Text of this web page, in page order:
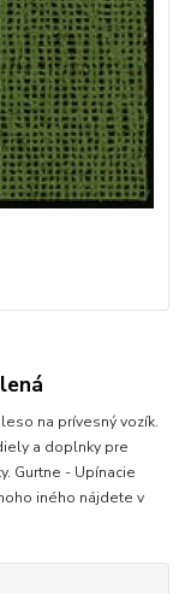
na prívesný vozík.
a doplnky pre
Gurtne - Upínacie
iného nájdete v